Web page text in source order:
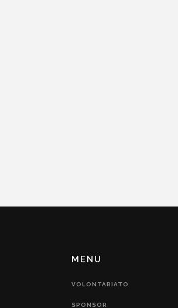
MENU
VOLONTARIATO
SPONSOR